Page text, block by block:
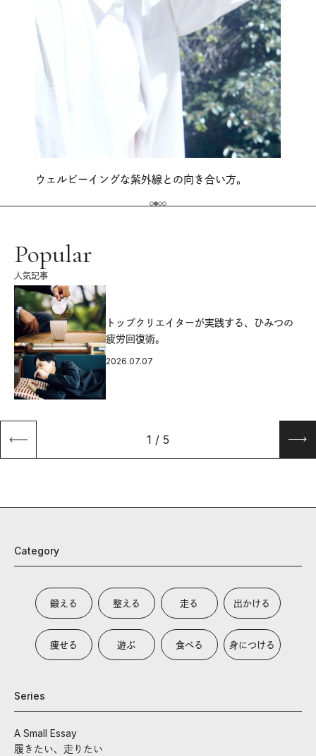
ウェルビーイングな紫外線との向き合い方。
Popular
人気記事
トップクリエイターが実践する、ひみつの
疲労回復術。
2026.07.07
1 / 5
Category
鍛える 整える 走る 出かける
痩せる 遊ぶ 食べる 身につける
Series
A Small Essay
履きたい、走りたい